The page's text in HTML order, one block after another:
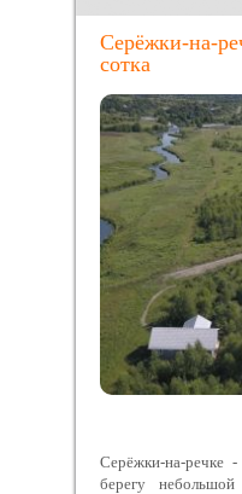
Серёжки-на-
сотка
Серёжки-на-речке
берегу